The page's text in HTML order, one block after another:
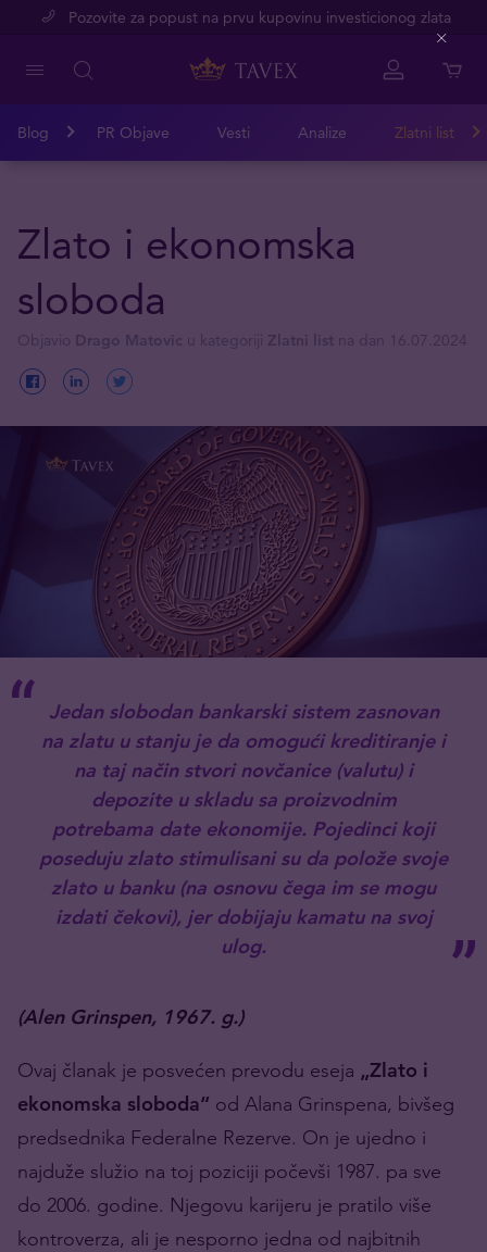
Pozovite za popust na prvu kupovinu investicionog zlata
Blog PR Objave Vesti Analize Zlatni list
Zlato i ekonomska
sloboda
Jedan slobodan bankarski sistem zasnovan
na zlatu u stanju je da omogući kreditiranje i
na taj način stvorinovčanice (valutu) i
depoziteu skladu sa proizvodnim
potrebama date ekonomije. Pojedinci koji
poseduju zlato stimulisani su da polože svoje
zlato u banku (na osnovu čega im se mogu
izdati čekovi), jer dobijaju kamatu na svoj
ulog.
(Alen Grinspen, 1967. g.)
Ovaj članak je posvećen prevodu eseja „Zlato i
ekonomska sloboda“ od Alana Grinspena, bivšeg
predsednika Federalne Rezerve. On je ujedno i
najduže služio na toj poziciji počevši 1987. pa sve
do 2006. godine. Njegovu karijeru je pratilo više
kontroverza, ali je nesporno jedna od najbitnih
Close